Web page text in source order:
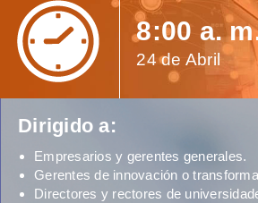
8:00 a.
24 de Abril
Dirigido a:
Empresarios y gerentes generales.
Gerentes de innovación o
Directores y rectores de